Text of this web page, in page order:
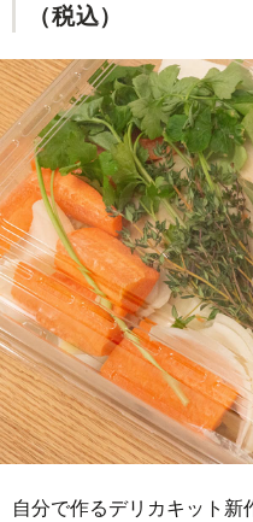
（税込）
自分で作るデリカキット新